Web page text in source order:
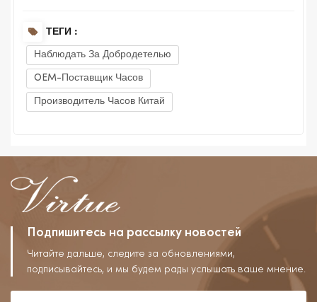
ассортимент продукции — от кварцевых и
механических часов до цифр...
ТЕГИ :
Наблюдать За Добродетелью
OEM-Поставщик Часов
Производитель Часов Китай
Подпишитесь на рассылку новостей
Читайте дальше, следите за обновлениями,
подписывайтесь, и мы будем рады услышать ваше мнение.